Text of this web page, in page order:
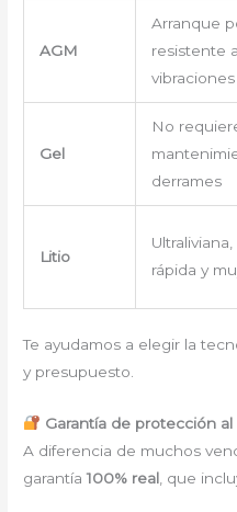
AGM
Arranque
resistente a
vibraciones
Gel
No
derrames
Litio
rápida y
Te ayudamos a elegir la
y presupuesto.
Garantía de protección
A diferencia de muchos
garantía100% real , que